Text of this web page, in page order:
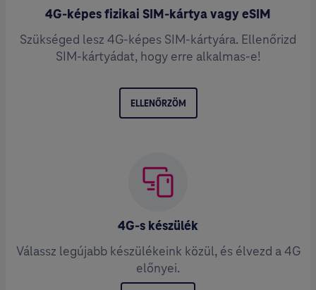
4G-képes fizikai SIM-kártya vagy eSIM
Szükséged lesz 4G-képes SIM-kártyára. Ellenőrizd
SIM-kártyádat, hogy erre alkalmas-e!
ELLENŐRZÖM
4G-s készülék
Válassz legújabb készülékeink közül, és élvezd a 4G
előnyei.